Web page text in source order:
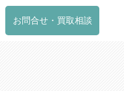
お問合せ・買取相談